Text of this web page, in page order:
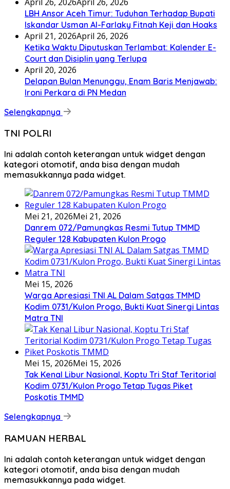
LBH Ansor Aceh Timur: Tuduhan Terhadap Bupati
Iskandar Usman Al-Farlaky Fitnah Keji dan Hoaks
April 21, 2026April 26, 2026
Ketika Waktu Diputuskan Terlambat: Kalender E-
Court dan Disiplin yang Terlupa
April 20, 2026
Delapan Bulan Menunggu, Enam Baris Menjawab:
Ironi Perkara di PN Medan
Selengkapnya
TNI POLRI
Ini adalah contoh keterangan untuk widget dengan
kategori otomotif, anda bisa dengan mudah
memasukkannya pada widget.
Mei 21, 2026Mei 21, 2026
Danrem 072/Pamungkas Resmi Tutup TMMD
Reguler 128 Kabupaten Kulon Progo
Mei 15, 2026
Warga Apresiasi TNI AL Dalam Satgas TMMD
Kodim 0731/Kulon Progo, Bukti Kuat Sinergi Lintas
Matra TNI
Mei 15, 2026Mei 15, 2026
Tak Kenal Libur Nasional, Koptu Tri Staf Teritorial
Kodim 0731/Kulon Progo Tetap Tugas Piket
Poskotis TMMD
Selengkapnya
RAMUAN HERBAL
Ini adalah contoh keterangan untuk widget dengan
kategori otomotif, anda bisa dengan mudah
memasukkannya pada widget.